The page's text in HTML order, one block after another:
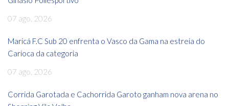
07 ago, 2026
Maricá F.C Sub 20 enfrenta o Vasco da Gama na estreia do
Carioca da categoria
07 ago, 2026
Corrida Garotada e Cachorrida Garoto ganham nova arena no